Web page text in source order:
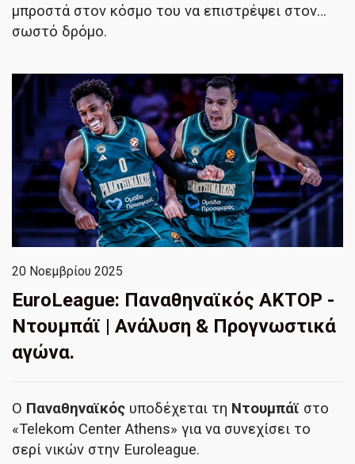
μπροστά στον κόσμο του να επιστρέψει στον…
σωστό δρόμο.
20 Νοεμβρίου 2025
EuroLeague: Παναθηναϊκός ΑΚΤΟΡ -
Ντουμπάϊ | Ανάλυση & Προγνωστικά
αγώνα.
Ο Παναθηναϊκός υποδέχεται τη Ντουμπάϊ στο
«Telekom Center Athens» για να συνεχίσει το
σερί νικών στην Euroleague.